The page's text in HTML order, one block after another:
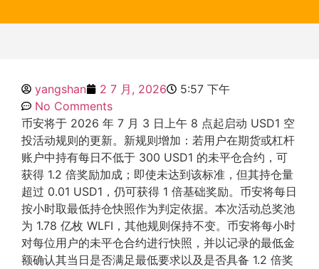
yangshan 2 7 月, 2026
5:57 下午
No Comments
币安将于 2026 年 7 月 3 日上午 8 点起启动 USD1 空
投活动规则的更新。新规则增加：若用户在期货或杠杆
账户中持有每日不低于 300 USD1 的未平仓合约，可
获得 1.2 倍奖励加成；即使未达到该标准，但其持仓量
超过 0.01 USD1，仍可获得 1 倍基础奖励。币安将每日
按小时取最低持仓快照作为判定依据。本次活动总奖池
为 1.78 亿枚 WLFI，其他规则保持不变。币安将每小时
对每位用户的未平仓合约进行快照，并以记录的最低金
额确认其当日是否满足最低要求以及是否具备 1.2 倍奖